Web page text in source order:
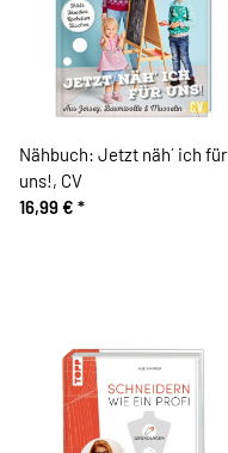
Nähbuch: Jetzt näh´ ich für
uns!, CV
16,99 € *